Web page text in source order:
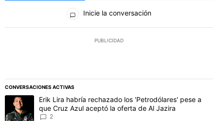
Todos los comentarios
Inicie la conversación
PUBLICIDAD
CONVERSACIONES ACTIVAS
Este listado muestra los artículos con más comentarios en los
Un artículo de tendencia con el título "Erik Lira habría rechazado
Erik Lira habría rechazado los 'Petrodólares' pese a
que Cruz Azul aceptó la oferta de Al Jazira
2